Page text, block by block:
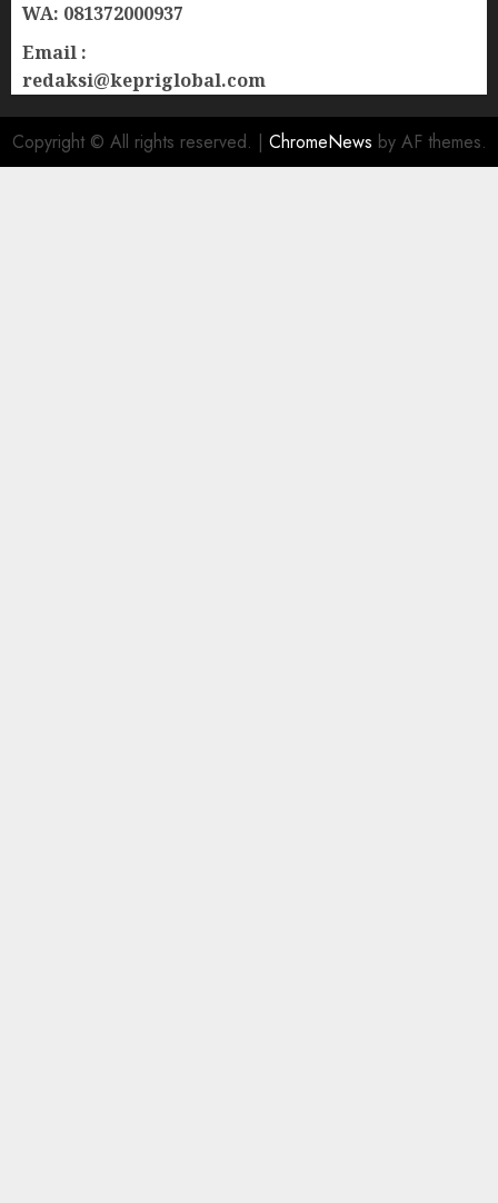
WA: 081372000937
Email :
redaksi@kepriglobal.com
Copyright © All rights reserved. | ChromeNews by AF themes.